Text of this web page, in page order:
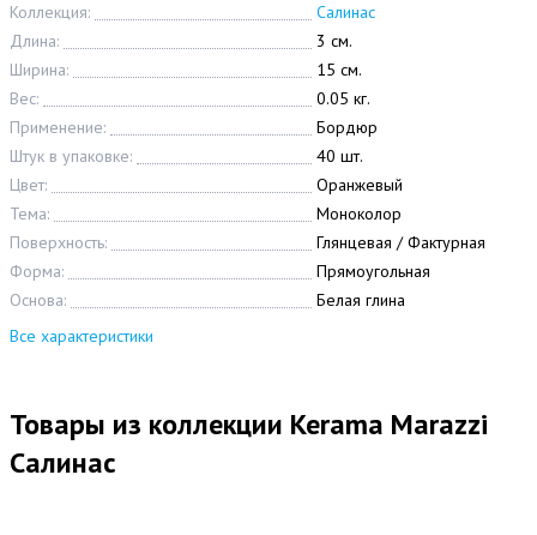
Коллекция:
Салинас
Длина:
3 см.
Ширина:
15 см.
Вес:
0.05 кг.
Применение:
Бордюр
Штук в упаковке:
40 шт.
Цвет:
Оранжевый
Тема:
Моноколор
Поверхность:
Глянцевая / Фактурная
Форма:
Прямоугольная
Основа:
Белая глина
Все характеристики
Товары из коллекции Kerama Marazzi
Салинас